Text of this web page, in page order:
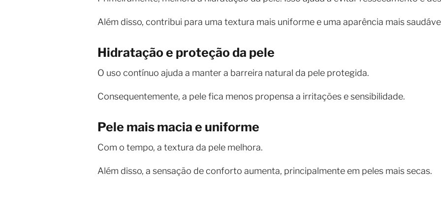
Além disso, contribui para uma textura mais uniforme e uma aparência mais
Hidratação e proteção da pele
O uso contínuo ajuda a manter a barreira natural da pele protegida.
Consequentemente, a pele fica menos propensa a irritações e sensibilidade.
Pele mais macia e uniforme
Com o tempo, a textura da pele melhora.
Além disso, a sensação de conforto aumenta, principalmente em peles mais secas.